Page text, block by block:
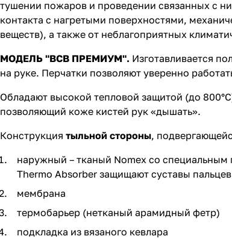
тушении пожаров и проведении связанных с
контакта с нагретыми поверхностями,
веществ), а также от неблагоприятных
МОДЕЛЬ "ВСВ ПРЕМИУМ". Изготавливается
на руке. Перчатки позволяют уверенно
Обладают высокой тепловой защитой (до
позволяющий коже кистей рук «дышать».
Конструкция тыльной стороны,
наружный – тканый Nomex со
Thermo Absorber защищают суставы
мембрана
термобарьер (нетканый арамидный фетр)
подкладка из вязаного кевлара